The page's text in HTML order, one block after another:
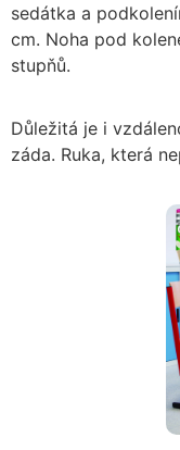
sedátka a
cm. Noha pod
stupňů.
Důležitá je i
záda. Ruka, která